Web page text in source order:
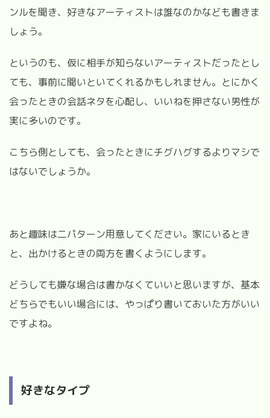
ンルを聞き、好きなアーティストは誰なのかなども書きま
しょう。
というのも、仮に相手が知らないアーティストだったとし
ても、事前に聞いといてくれるかもしれません。とにかく
会ったときの会話ネタを心配し、いいねを押さない男性が
実に多いのです。
こちら側としても、会ったときにチグハグするよりマシで
はないでしょうか。
あと趣味は二パターン用意してください。家にいるとき
と、出かけるときの両方を書くようにします。
どうしても嫌な場合は書かなくていいと思いますが、基本
どちらでもいい場合には、やっぱり書いておいた方がいい
ですよね。
好きなタイプ